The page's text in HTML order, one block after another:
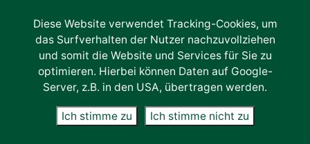
Lab-Services
Unternehmen
Über uns
Karriere
Diese Website verwendet Tracking-Cookies, um
das Surfverhalten der Nutzer nachzuvollziehen
und somit die Website und Services für Sie zu
optimieren. Hierbei können Daten auf Google-
Server, z.B. in den USA, übertragen werden.
Ich stimme zu Ich stimme nicht zu